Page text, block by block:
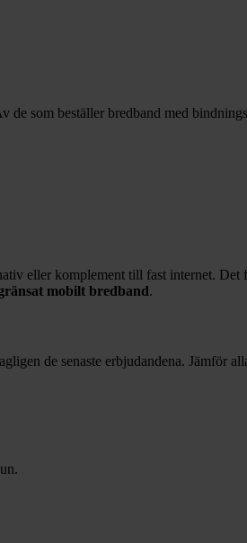
de som beställer bredband med
eller komplement till fast internet.
mobilt bredband.
de senaste erbjudandena. Jämför